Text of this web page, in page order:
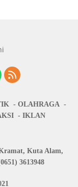
OLAHRAGA
IKLAN
Kuta Alam,
3613948